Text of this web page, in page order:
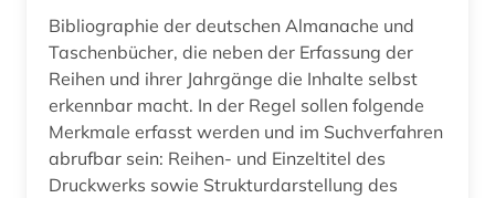
bild (1)
bildarchiv (1)
bildliche darstellung (1)
Bibliographie der deutschen Almanache und
Taschenbücher, die neben der Erfassung der
Reihen und ihrer Jahrgänge die Inhalte selbst
erkennbar macht. In der Regel sollen folgende
Merkmale erfasst werden und im Suchverfahren
abrufbar sein: Reihen- und Einzeltitel des
Druckwerks sowie Strukturdarstellung des